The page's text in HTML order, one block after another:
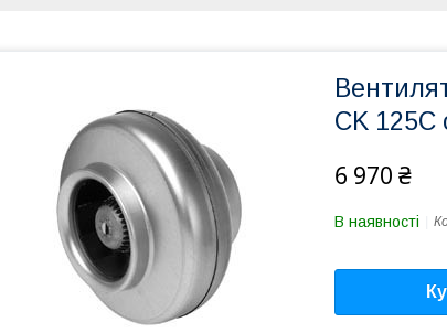
CK 125C
6 970 ₴
В наявності